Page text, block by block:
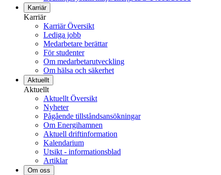
Karriär
Karriär
Karriär Översikt
Lediga jobb
Medarbetare berättar
För studenter
Om medarbetarutveckling
Om hälsa och säkerhet
Aktuellt
Aktuellt
Aktuellt Översikt
Nyheter
Pågående tillståndsansökningar
Om Energihamnen
Aktuell driftinformation
Kalendarium
Utsikt - informationsblad
Artiklar
Om oss